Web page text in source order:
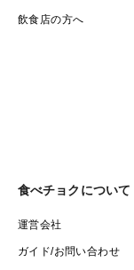
飲食店の方へ
食べチョクについて
運営会社
ガイド/お問い合わせ